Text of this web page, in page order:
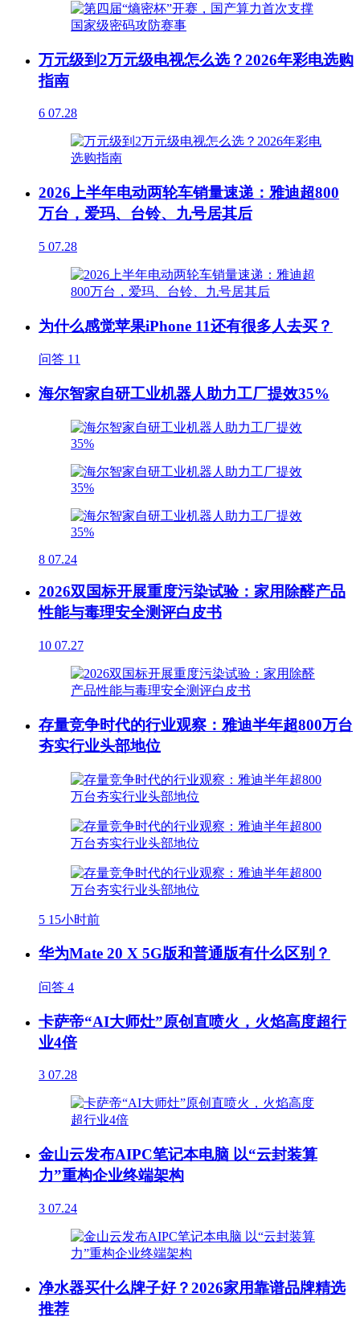
万元级到2万元级电视怎么选？2026年彩电选购
指南
6 07.28
2026上半年电动两轮车销量速递：雅迪超800
万台，爱玛、台铃、九号居其后
5 07.28
为什么感觉苹果iPhone 11还有很多人去买？
问答 11
海尔智家自研工业机器人助力工厂提效35%
8 07.24
2026双国标开展重度污染试验：家用除醛产品
性能与毒理安全测评白皮书
10 07.27
存量竞争时代的行业观察：雅迪半年超800万台
夯实行业头部地位
5 15小时前
华为Mate 20 X 5G版和普通版有什么区别？
问答 4
卡萨帝“AI大师灶”原创直喷火，火焰高度超行
业4倍
3 07.28
金山云发布AIPC笔记本电脑 以“云封装算
力”重构企业终端架构
3 07.24
净水器买什么牌子好？2026家用靠谱品牌精选
推荐